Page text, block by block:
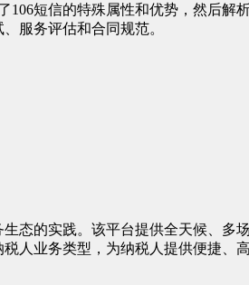
106短信的特殊属性和优势，然后
服务评估和合同规范。
态的实践。该平台提供全天候、
人业务类型，为纳税人提供便捷、